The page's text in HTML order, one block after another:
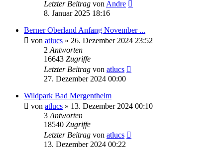
Letzter Beitrag von Andre
8. Januar 2025 18:16
Berner Oberland Anfang November ...
von atlucs » 26. Dezember 2024 23:52
2 Antworten
16643 Zugriffe
Letzter Beitrag von atlucs
27. Dezember 2024 00:00
Wildpark Bad Mergentheim
von atlucs » 13. Dezember 2024 00:10
3 Antworten
18540 Zugriffe
Letzter Beitrag von atlucs
13. Dezember 2024 00:22